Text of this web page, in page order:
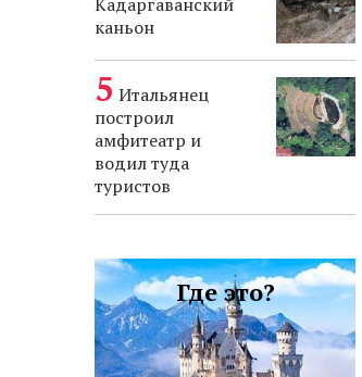
каньон
Итальянец
построил
амфитеатр и
водил туда
туристов
Где это?